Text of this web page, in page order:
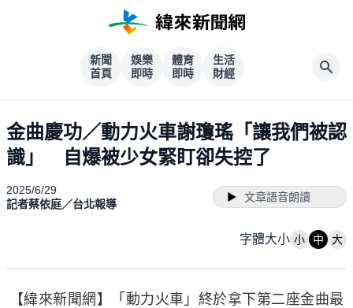
新聞
首頁
娛樂
即時
體育
即時
生活
財經
金曲慶功／動力火車謝瓊瑤「讓我們被認
識」 自爆被少女緊盯卻失控了
2025/6/29
記者蔡依庭／台北報導
文章語音朗讀
字體大小 小 中 大
【緯來新聞網】「動力火車」終於拿下第二座金曲最